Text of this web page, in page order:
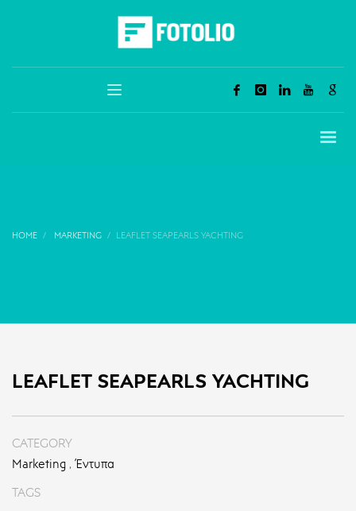
HOME MARKETING LEAFLET SEAPEARLS YACHTING
LEAFLET SEAPEARLS YACHTING
CATEGORY
Marketing , Έντυπα
TAGS